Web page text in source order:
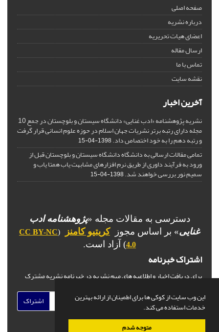
این وب سایت از کوکی ها برای اطمینان از ارائه بهترین
خدمات استفاده می کند.
متوجه شدم
صفحه اصلی
درباره نشریه
اعضای هیات تحریریه
ارسال مقاله
تماس با ما
نقشه سایت
آخرین اخبار
نشریه پژوهشنامه «ادب غنایی» دانشگاه سیستان و بلوچستان در جمع 10
مجله دارای رتبه برتر نشریات جهان اسلام در حوزه علوم انسانی قرار گرفت
و رتبه دهم را به خود اختصاص داد.1398-04-15
تمامی مقالات ارسالی به دانشگاه دانشگاه سیستان و بلوچستان قبل از
ورود به فرآیند داوری از طریق نرم افزارهای مشابهت یاب همتا یاب و
سمیم نور بررسی خواهند شد.1398-04-15
دسترسی به مقالات مجله «پژوهشنامه ادب
غنایی» بر اساس مجوزکریتیو کامنز (
CC BY-NC
4.0) آزاد است.
اشتراک خبرنامه
برای دریافت اخبار و اطلاعیه های مهم نشریه در خبرنامه نشریه مشترک
اشتراک